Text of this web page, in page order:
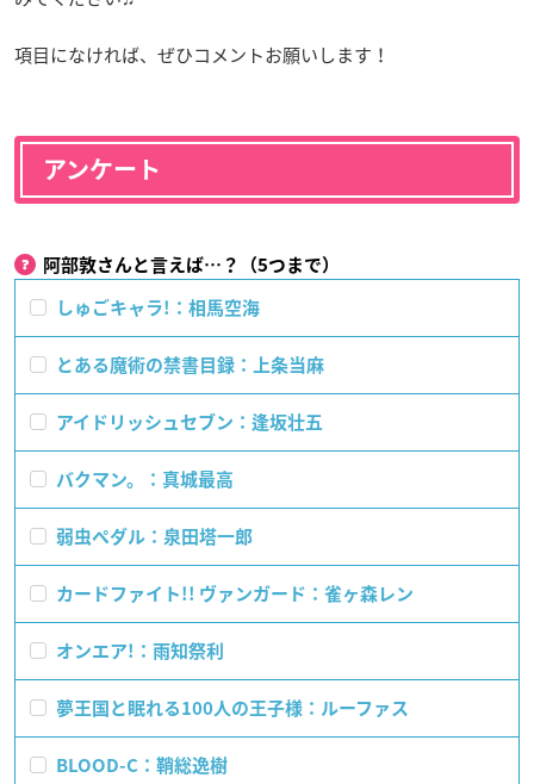
項目になければ、ぜひコメントお願いします！
アンケート
阿部敦さんと言えば…？（5つまで）
しゅごキャラ!：相馬空海
とある魔術の禁書目録：上条当麻
アイドリッシュセブン：逢坂壮五
バクマン。：真城最高
弱虫ペダル：泉田塔一郎
カードファイト!! ヴァンガード：雀ヶ森レン
オンエア!：雨知祭利
夢王国と眠れる100人の王子様：ルーファス
BLOOD-C：鞘総逸樹